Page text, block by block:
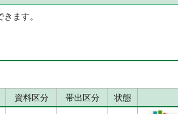
ます。
資料区分 帯出区分 状態